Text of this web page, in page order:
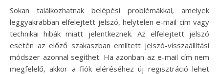
Sokan találkozhatnak belépési problémákkal, amelyek
leggyakrabban elfelejtett jelszó, helytelen e-mail cím vagy
technikai hibák miatt jelentkeznek. Az elfelejtett jelszó
esetén az előző szakaszban említett jelszó-visszaállítási
módszer azonnal segíthet. Ha azonban az e-mail cím nem
megfelelő, akkor a fiók eléréséhez új regisztráció lehet